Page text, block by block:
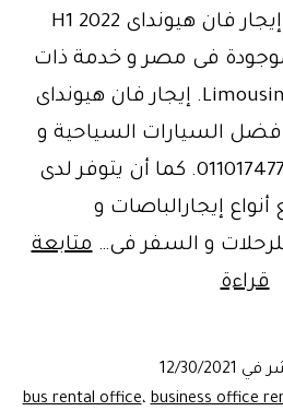
misr 01101747711 إيجار فان هيونداى H1 2022
فى مصر و خدمة ذات
جودة عالية Limousine Egypt. إيجار فان هيونداى
السيارات السياحية و
العائلية فى مصر01101747711. كما أن يتوفر لدى
إيجارالباصات و
و السفر فى…متابعة
قراءةليموزين
تعاقد
على
في 12/30/2021
bus rental office،business office